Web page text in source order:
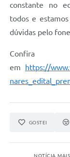
constante no
todos e
dúvidas pelo
Confira
em https://
GOSTEI
NOTÍCIA